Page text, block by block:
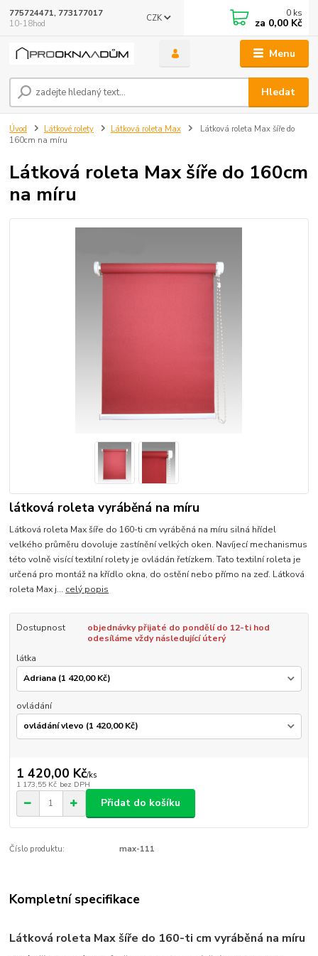
Menu
CZK
Hledat
775724471, 773177017
10-18hod
0 ks
za 0,00 Kč
Úvod Látkové rolety Látková roleta Max
Látková roleta Max šíře do
160cm na míru
Látková roleta Max šíře do 160cm
na míru
látková roleta vyráběná na míru
Látková roleta Max šíře do 160-ti cm vyráběná na míru silná hřídel
velkého průměru dovoluje zastínění velkých oken. Navíjecí mechanismus
této volně visící textilní rolety je ovládán řetízkem. Tato textilní roleta je
určená pro montáž na křídlo okna, do ostění nebo přímo na zeď. Látková
roleta Max j... celý popis
Dostupnost
objednávky přijaté do pondělí do 12-ti hod
odesíláme vždy následující úterý
látka
ovládání
1 420,00 Kč/ks
1 173,55 Kč bez DPH
Přidat do košíku
Číslo produktu: max-111
Kompletní specifikace
Látková roleta Maxšíře do 160-ti cm vyráběná na míru